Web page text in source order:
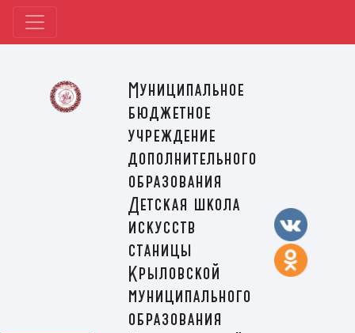
Муниципальное
бюджетное
учреждение
дополнительного
образования
Детская школа
искусств
станицы
Крыловской
муниципального
образования